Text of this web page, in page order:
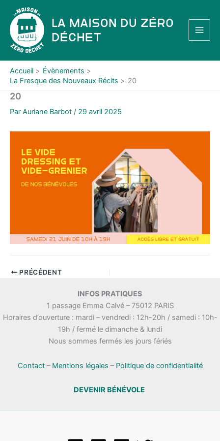
contenu
La Maison du Zéro
Déchet
Accueil
Évènements
La Fresque des Nouveaux Récits
20
20
Par Auriane Barbot / 29 avril 2025
PRÉCÉDENT
INFOS PRATIQUES
1 passage Emma Calvé – 75012 PARIS
Horaires d’ouverture : mardi – vendredi : 12h-20h / samedi : 10h-
19h / fermé le dimanche & lundi
Nous sommes fermés les jours fériés
Contact– Mentions légales – Politique de confidentialité
DEVENIR BÉNÉVOLE